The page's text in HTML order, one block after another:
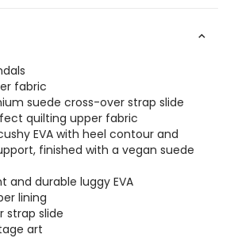
fabric
suede cross-over strap slide
quilting upper fabric
EVA with heel contour and
finished with a vegan suede
and durable luggy EVA
lining
strap slide
art